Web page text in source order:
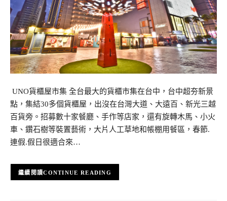
UNO貨櫃屋市集 全台最大的貨櫃市集在台中，台中超夯新景
點，集結30多個貨櫃屋，出沒在台灣大道、大遠百、新光三越
百貨旁。招募數十家餐廳、手作等店家，還有旋轉木馬、小火
車、鑽石樹等裝置藝術，大片人工草地和帳棚用餐區，春節.
連假.假日很適合來…
CONTINUE READING